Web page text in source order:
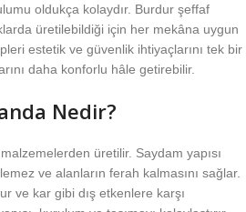
oldukça kolaydır. Burdur şeffaf
üretilebildiği için her mekâna uygun
estetik ve güvenlik ihtiyaçlarını tek bir
daha konforlu hâle getirebilir.
Nedir?
üretilir. Saydam yapısı
ve alanların ferah kalmasını sağlar.
ve kar gibi dış etkenlere karşı